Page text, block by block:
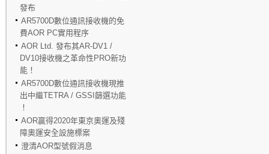
發布
AR5700D數位通訊接收機的免
費AOR PC實用程序
AOR Ltd. 發布其AR-DV1 /
DV10接收機之革命性PRO新功
能！
AR5700D數位通訊接收機現推
出中繼TETRA / GSSI篩選功能
！
AOR贏得2020年東京奧運及殘
障奧運安全設施標案
澄清AOR型號假消息